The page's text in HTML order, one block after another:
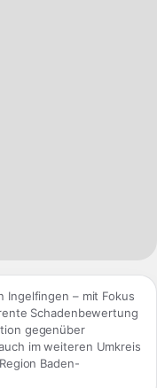
Ingelfingen – mit Fokus
Schadenbewertung
gegenüber
im weiteren Umkreis
Baden-